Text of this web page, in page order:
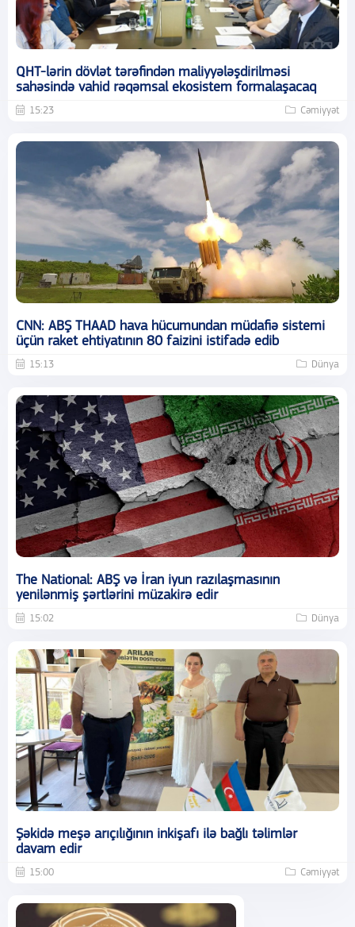
QHT-lərin dövlət tərəfindən maliyyələşdirilməsi
sahəsində vahid rəqəmsal ekosistem formalaşacaq
15:23 Cəmiyyət
CNN: ABŞ THAAD hava hücumundan müdafiə sistemi
üçün raket ehtiyatının 80 faizini istifadə edib
15:13 Dünya
The National: ABŞ və İran iyun razılaşmasının
yenilənmiş şərtlərini müzakirə edir
15:02 Dünya
Şəkidə meşə arıçılığının inkişafı ilə bağlı təlimlər
davam edir
15:00 Cəmiyyət